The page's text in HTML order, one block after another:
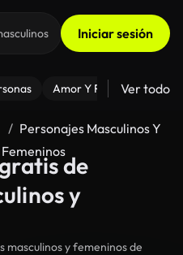
Iniciar sesión
Amor Y Relaciones
Ver todo
Personajes Masculinos Y
Femeninosde
y
masculinos y femeninos de